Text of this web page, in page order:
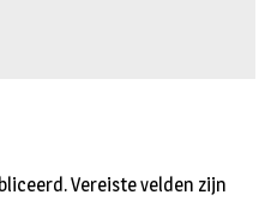
Vereiste velden zijn